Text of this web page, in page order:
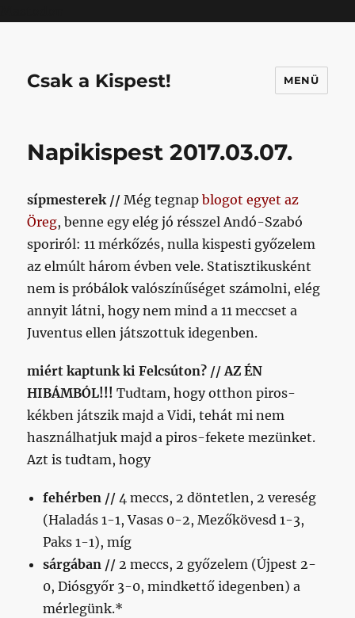
Csak a Kispest! MENÜ
Napikispest 2017.03.07.
sípmesterek // Még tegnapblogot egyet az
Öreg, benne egy elég jó résszel Andó-Szabó
sporiról: 11 mérkőzés, nulla kispesti győzelem
az elmúlt három évben vele. Statisztikusként
nem is próbálok valószínűséget számolni, elég
annyit látni, hogy nem mind a 11 meccset a
Juventus ellen játszottuk idegenben.
miért kaptunk ki Felcsúton? // AZ ÉN
HIBÁMBÓL!!!Tudtam, hogy otthon piros-
kékben játszik majd a Vidi, tehát mi nem
használhatjuk majd a piros-fekete mezünket.
Azt is tudtam, hogy
fehérben // 4 meccs, 2 döntetlen, 2 vereség
(Haladás 1-1, Vasas 0-2, Mezőkövesd 1-3,
Paks 1-1), míg
sárgában // 2 meccs, 2 győzelem (Újpest 2-
0, Diósgyőr 3-0, mindkettő idegenben) a
mérlegünk.*